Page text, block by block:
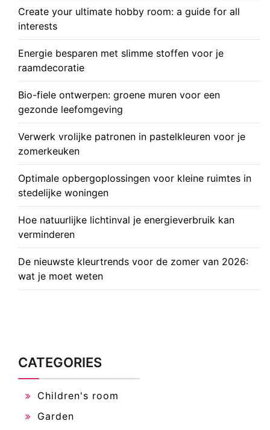
Create your ultimate hobby room: a guide for all
interests
Energie besparen met slimme stoffen voor je
raamdecoratie
Bio-fiele ontwerpen: groene muren voor een
gezonde leefomgeving
Verwerk vrolijke patronen in pastelkleuren voor je
zomerkeuken
Optimale opbergoplossingen voor kleine ruimtes in
stedelijke woningen
Hoe natuurlijke lichtinval je energieverbruik kan
verminderen
De nieuwste kleurtrends voor de zomer van 2026:
wat je moet weten
CATEGORIES
Children's room
Garden